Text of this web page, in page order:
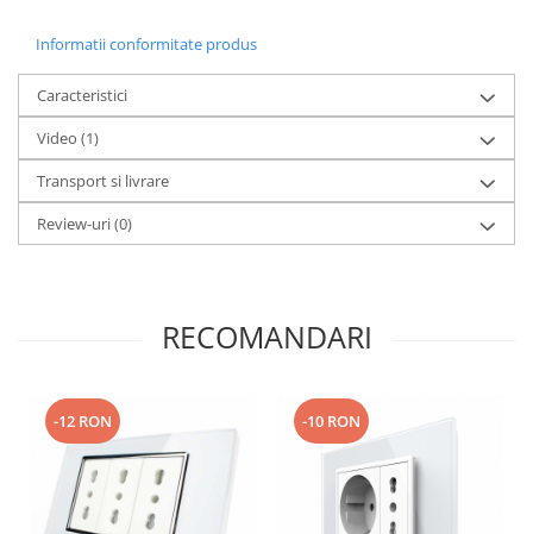
Informatii conformitate produs
Caracteristici
Video (1)
Transport si livrare
Review-uri(0)
RECOMANDARI
-12 RON -10 RON